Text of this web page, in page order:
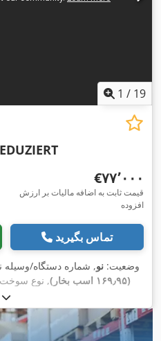
1 / 19
‎€۷۷٬۰۰۰
قیمت ثابت به اضافه مالیات بر ارزش
افزوده
تماس بگیرید
وضعیت: نو, شماره دستگاه/وسیله
(۱۶۹٫۹۵ اسب بخار)
, نوع
, نوع